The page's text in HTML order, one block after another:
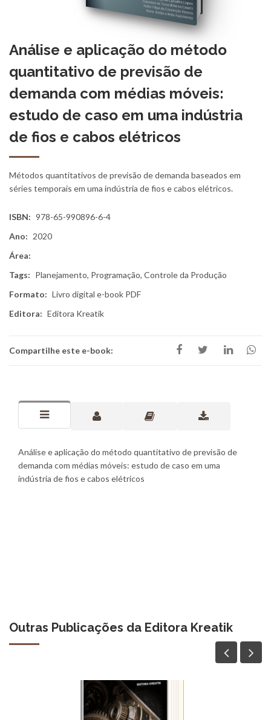
Análise e aplicação do método
quantitativo de previsão de
demanda com médias móveis:
estudo de caso em uma indústria
de fios e cabos elétricos
Métodos quantitativos de previsão de demanda baseados em
séries temporais em uma indústria de fios e cabos elétricos.
ISBN: 978-65-990896-6-4
Ano: 2020
Área:
Tags: Planejamento, Programação, Controle da Produção
Formato: Livro digital e-book PDF
Editora: Editora Kreatik
Compartilhe este e-book:
Análise e aplicação do método quantitativo de previsão de
demanda com médias móveis: estudo de caso em uma
indústria de fios e cabos elétricos
Outras Publicações da Editora Kreatik